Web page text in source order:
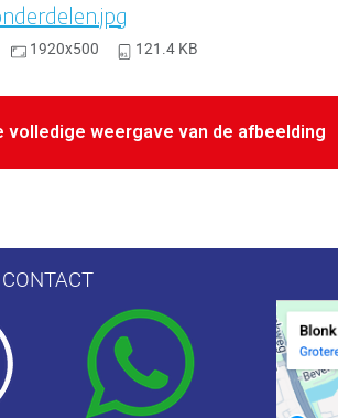
1920x500 121.4 KB
volledige weergave van de afbeelding
CONTACT